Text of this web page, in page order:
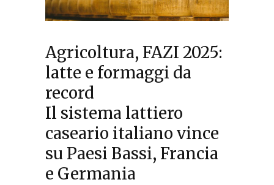
Agricoltura, FAZI 2025:
latte e formaggi da
record
Il sistema lattiero
caseario italiano vince
su Paesi Bassi, Francia
e Germania